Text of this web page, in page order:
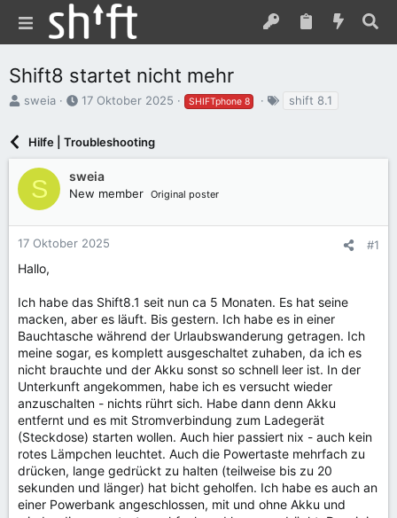
Shift8 startet nicht mehr
E
e
l
e
r
sweia
E
t
e
l
l
a
m
17 Oktober 2025 SHIFTphone 8
a
r
shift 8.1
Hilfe | Troubleshooting
S sweia
New member Original poster
17 Oktober 2025 #1
Hallo,
Ich habe das Shift8.1 seit nun ca 5 Monaten. Es hat seine
macken, aber es läuft. Bis gestern. Ich habe es in einer
Bauchtasche während der Urlaubswanderung getragen. Ich
meine sogar, es komplett ausgeschaltet zuhaben, da ich es
nicht brauchte und der Akku sonst so schnell leer ist. In der
Unterkunft angekommen, habe ich es versucht wieder
anzuschalten - nichts rührt sich. Habe dann denn Akku
entfernt und es mit Stromverbindung zum Ladegerät
(Steckdose) starten wollen. Auch hier passiert nix - auch kein
rotes Lämpchen leuchtet. Auch die Powertaste mehrfach zu
drücken, lange gedrückt zu halten (teilweise bis zu 20
sekunden und länger) hat bicht geholfen. Ich habe es auch an
einer Powerbank angeschlossen, mit und ohne Akku und